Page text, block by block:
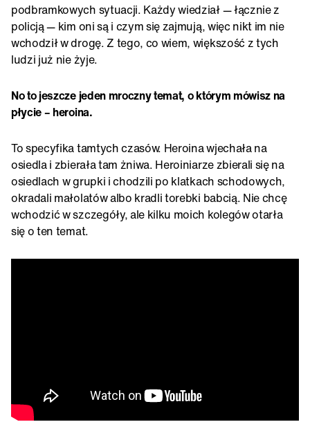
podbramkowych sytuacji. Każdy wiedział — łącznie z
policją — kim oni są i czym się zajmują, więc nikt im nie
wchodził w drogę. Z tego, co wiem, większość z tych
ludzi już nie żyje.
No to jeszcze jeden mroczny temat, o którym mówisz na
płycie – heroina.
To specyfika tamtych czasów. Heroina wjechała na
osiedla i zbierała tam żniwa. Heroiniarze zbierali się na
osiedlach w grupki i chodzili po klatkach schodowych,
okradali małolatów albo kradli torebki babcią. Nie chcę
wchodzić w szczegóły, ale kilku moich kolegów otarła
się o ten temat.